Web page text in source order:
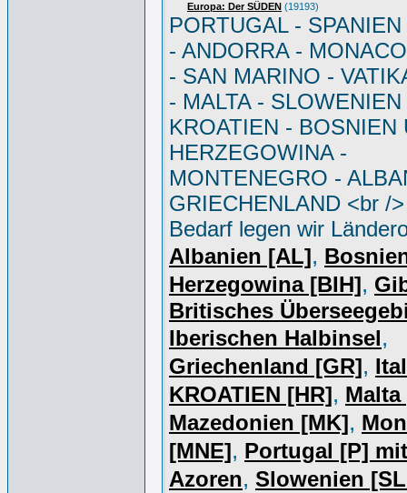
Europa: Der SÜDEN (19193)
PORTUGAL -
- ANDORRA -
- SAN MARINO -
- MALTA - SLOWENIEN
KROATIEN - BOSNIEN
HERZEGOWINA -
MONTENEGRO -
GRIECHENLAND <br /
Bedarf legen wir
Albanien [AL],
Herzegowina [BIH],
Britisches
Iberischen Halbinsel,
Griechenland [GR],
KROATIEN [HR], Malta
Mazedonien [MK],
[MNE], Portugal [P]
Azoren, Slowenien